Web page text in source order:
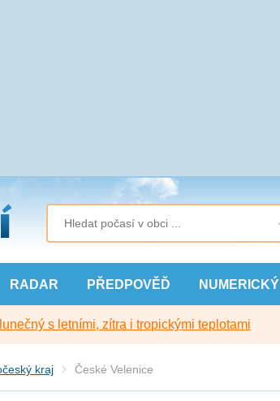
RADAR PŘEDPOVĚĎ NUMERICKÝ
s letními, zítra i tropickými teplotami
kraj České Velenice